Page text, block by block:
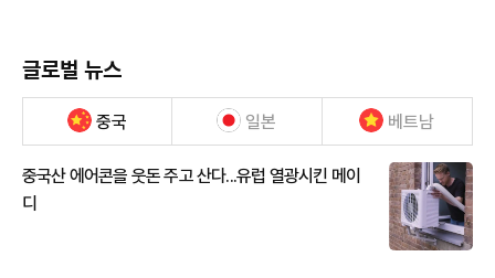
글로벌 뉴스
중국 일본 베트남
중국산 에어콘을 웃돈 주고 산다...유럽 열광시킨 메이
디